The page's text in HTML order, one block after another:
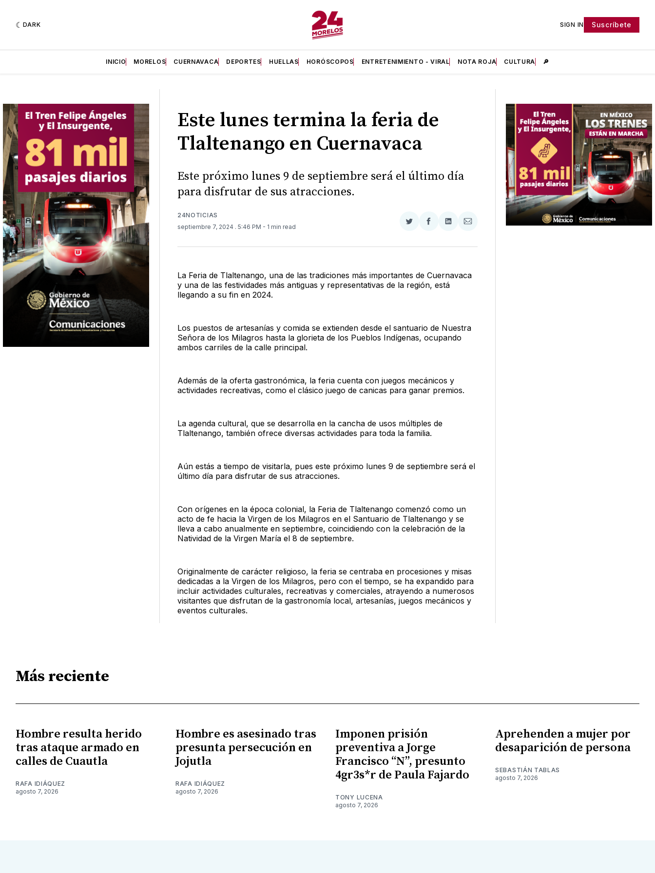
DARK SIGN IN Suscríbete
INICIO MORELOS CUERNAVACA DEPORTES HUELLAS HORÓSCOPOS ENTRETENIMIENTO - VIRAL NOTA ROJA CULTURA 🔎
Este lunes termina la feria de
Tlaltenango en Cuernavaca
Este próximo lunes 9 de septiembre será el último día
para disfrutar de sus atracciones.
24NOTICIAS
septiembre 7, 2024 . 5:46 PM - 1 min read
Compartir
Twitter
Compartir
Facebook
Compartir
LinkedIn
Compartir
Email
La Feria de Tlaltenango, una de las tradiciones más importantes de Cuernavaca
y una de las festividades más antiguas y representativas de la región, está
llegando a su fin en 2024.
Los puestos de artesanías y comida se extienden desde el santuario de Nuestra
Señora de los Milagros hasta la glorieta de los Pueblos Indígenas, ocupando
ambos carriles de la calle principal.
Además de la oferta gastronómica, la feria cuenta con juegos mecánicos y
actividades recreativas, como el clásico juego de canicas para ganar premios.
La agenda cultural, que se desarrolla en la cancha de usos múltiples de
Tlaltenango, también ofrece diversas actividades para toda la familia.
Aún estás a tiempo de visitarla, pues este próximo lunes 9 de septiembre será el
último día para disfrutar de sus atracciones.
Con orígenes en la época colonial, la Feria de Tlaltenango comenzó como un
acto de fe hacia la Virgen de los Milagros en el Santuario de Tlaltenango y se
lleva a cabo anualmente en septiembre, coincidiendo con la celebración de la
Natividad de la Virgen María el 8 de septiembre.
Originalmente de carácter religioso, la feria se centraba en procesiones y misas
dedicadas a la Virgen de los Milagros, pero con el tiempo, se ha expandido para
incluir actividades culturales, recreativas y comerciales, atrayendo a numerosos
visitantes que disfrutan de la gastronomía local, artesanías, juegos mecánicos y
eventos culturales.
Más reciente
Hombre resulta herido
tras ataque armado en
calles de Cuautla
RAFA IDIÁQUEZ
agosto 7, 2026
Hombre es asesinado tras
presunta persecución en
Jojutla
RAFA IDIÁQUEZ
agosto 7, 2026
Imponen prisión
preventiva a Jorge
Francisco “N”, presunto
4gr3s*r de Paula Fajardo
TONY LUCENA
agosto 7, 2026
Aprehenden a mujer por
desaparición de persona
SEBASTIÁN TABLAS
agosto 7, 2026